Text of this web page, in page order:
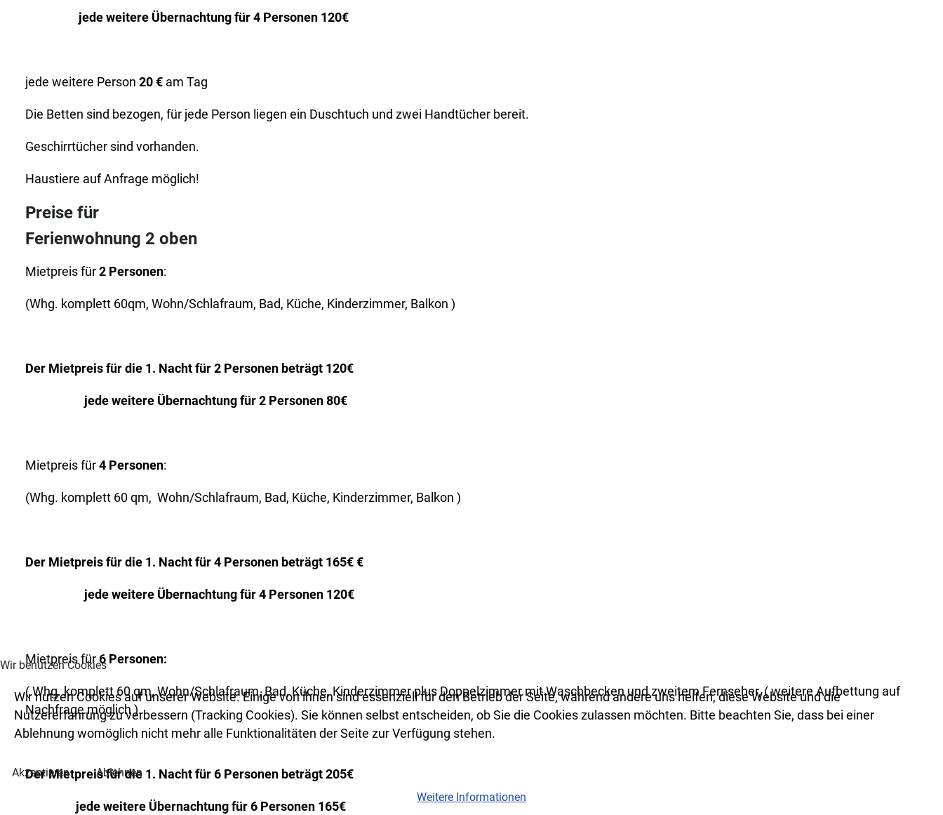
jede weitere Übernachtung für 4 Personen 120€
jede weitere Person 20 € am Tag
Die Betten sind bezogen, für jede Person liegen ein Duschtuch und zwei Handtücher bereit.
Geschirrtücher sind vorhanden.
Haustiere auf Anfrage möglich!
Preise für
Ferienwohnung 2 oben
Mietpreis für 2 Personen:
(Whg. komplett 60qm, Wohn/Schlafraum, Bad, Küche, Kinderzimmer, Balkon )
Der Mietpreis für die 1. Nacht für 2 Personen beträgt 120€
jede weitere Übernachtung für 2 Personen 80€
Mietpreis für 4 Personen:
(Whg. komplett 60 qm, Wohn/Schlafraum, Bad, Küche, Kinderzimmer, Balkon )
Der Mietpreis für die 1. Nacht für 4 Personen beträgt 165€ €
jede weitere Übernachtung für 4 Personen 120€
Mietpreis für6 Personen:
( Whg. komplett 60 qm, Wohn/Schlafraum, Bad, Küche, Kinderzimmer plus Doppelzimmer mit Waschbecken und zweitem Fernseher, ( weitere Aufbettung auf
Nachfrage möglich ).
Der Mietpreis für die 1. Nacht für 6 Personen beträgt 205€
jede weitere Übernachtung für 6 Personen 165€
Wir benutzen Cookies
Wir nutzen Cookies auf unserer Website. Einige von ihnen sind essenziell für den Betrieb der Seite, während andere uns helfen, diese Website und die
Nutzererfahrung zu verbessern (Tracking Cookies). Sie können selbst entscheiden, ob Sie die Cookies zulassen möchten. Bitte beachten Sie, dass bei einer
Ablehnung womöglich nicht mehr alle Funktionalitäten der Seite zur Verfügung stehen.
Akzeptieren
Ablehnen
Weitere Informationen